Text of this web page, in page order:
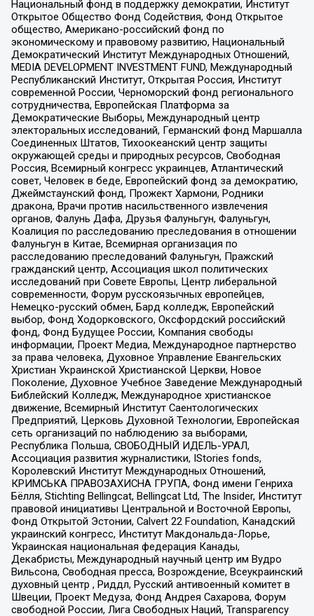
Национальный фонд в поддержку демократии, Институт
Открытое Общество Фонд Содействия, Фонд Открытое
общество, Американо-российский фонд по
экономическому и правовому развитию, Национальный
Демократический Институт Международных Отношений,
MEDIA DEVELOPMENT INVESTMENT FUND, Международный
Республиканский Институт, Открытая Россия, Институт
современной России, Черноморский фонд регионального
сотрудничества, Европейская Платформа за
Демократические Выборы, Международный центр
электоральных исследований, Германский фонд Маршалла
Соединенных Штатов, Тихоокеанский центр защиты
окружающей среды и природных ресурсов, Свободная
Россия, Всемирный конгресс украинцев, Атлантический
совет, Человек в беде, Европейский фонд за демократию,
Джеймстаунский фонд, Прожект Хармони, Родники
дракона, Врачи против насильственного извлечения
органов, Фалунь Дафа, Друзья Фалуньгун, Фалуньгун,
Коалиция по расследованию преследования в отношении
Фалуньгун в Китае, Всемирная организация по
расследованию преследований Фалуньгун, Пражский
гражданский центр, Ассоциация школ политических
исследований при Совете Европы, Центр либеральной
современности, Форум русскоязычных европейцев,
Немецко-русский обмен, Бард колледж, Европейский
выбор, Фонд Ходорковского, Оксфордский российский
фонд, Фонд Будущее России, Компания свободы
информации, Проект Медиа, Международное партнерство
за права человека, Духовное Управление Евангельских
Христиан Украинской Христианской Церкви, Новое
Поколение, Духовное Учебное Заведение Международный
Библейский Колледж, Международное христианское
движение, Всемирный Институт Саентологических
Предприятий, Церковь Духовной Технологии, Европейская
сеть организаций по наблюдению за выборами,
Республика Польша, СВОБОДНЫЙ ИДЕЛЬ-УРАЛ,
Ассоциация развития журналистики, IStories fonds,
Королевский Институт Международных Отношений,
КРИМСЬКА ПРАВОЗАХИСНА ГРУПА, Фонд имени Генриха
Бёлля, Stichting Bellingcat, Bellingcat Ltd, The Insider, Институт
правовой инициативы Центральной и Восточной Европы,
Фонд Открытой Эстонии, Calvert 22 Foundation, Канадский
украинский конгресс, Институт Макдональда-Лорье,
Украинская национальная федерация Канады,
Декабристы, Международный научный центр им Вудро
Вильсона, Свободная пресса, Возрождение, Всеукраинский
духовный центр , Риддл, Русский антивоенный комитет в
Швеции, Проект Медуза, Фонд Андрея Сахарова, Форум
свободной России, Лига Свободных Наций, Transparеncy